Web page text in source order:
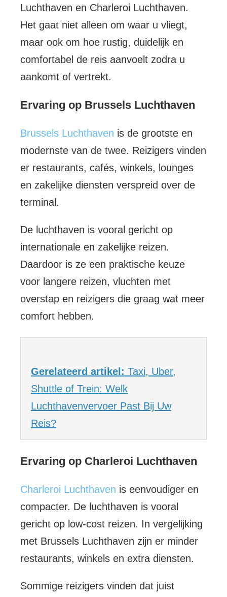
Luchthaven en Charleroi Luchthaven.
Het gaat niet alleen om waar u vliegt,
maar ook om hoe rustig, duidelijk en
comfortabel de reis aanvoelt zodra u
aankomt of vertrekt.
Ervaring op Brussels Luchthaven
Brussels Luchthaven is de grootste en
modernste van de twee. Reizigers vinden
er restaurants, cafés, winkels, lounges
en zakelijke diensten verspreid over de
terminal.
De luchthaven is vooral gericht op
internationale en zakelijke reizen.
Daardoor is ze een praktische keuze
voor langere reizen, vluchten met
overstap en reizigers die graag wat meer
comfort hebben.
Gerelateerd artikel: Taxi, Uber,
Shuttle of Trein: Welk
Luchthavenvervoer Past Bij Uw
Reis?
Ervaring op Charleroi Luchthaven
Charleroi Luchthaven is eenvoudiger en
compacter. De luchthaven is vooral
gericht op low-cost reizen. In vergelijking
met Brussels Luchthaven zijn er minder
restaurants, winkels en extra diensten.
Sommige reizigers vinden dat juist